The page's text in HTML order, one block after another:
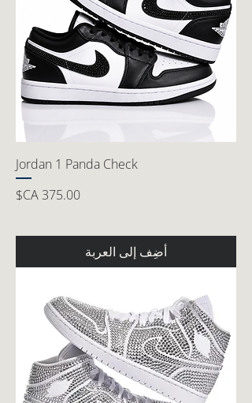
Jordan 1 Panda Check
السعر
أضِف إلى العربة